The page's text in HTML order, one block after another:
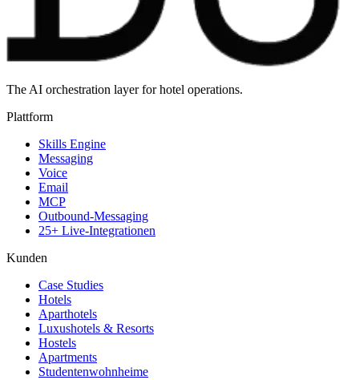
The AI orchestration layer for hotel operations.
Plattform
Skills Engine
Messaging
Voice
Email
MCP
Outbound-Messaging
25+ Live-Integrationen
Kunden
Case Studies
Hotels
Aparthotels
Luxushotels & Resorts
Hostels
Apartments
Studentenwohnheime